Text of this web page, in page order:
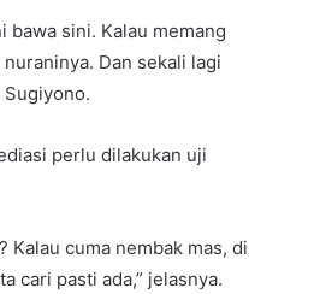
bawa sini. Kalau memang
Dan sekali lagi
Sugiyono.
perlu dilakukan uji
cuma nembak mas, di
cari pasti ada,” jelasnya.